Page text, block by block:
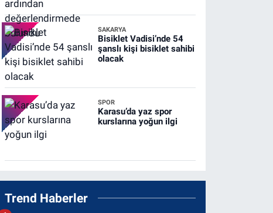
SAKARYA
Bisiklet Vadisi’nde 54
şanslı kişi bisiklet sahibi
olacak
SPOR
Karasu’da yaz spor
kurslarına yoğun ilgi
Trend Haberler